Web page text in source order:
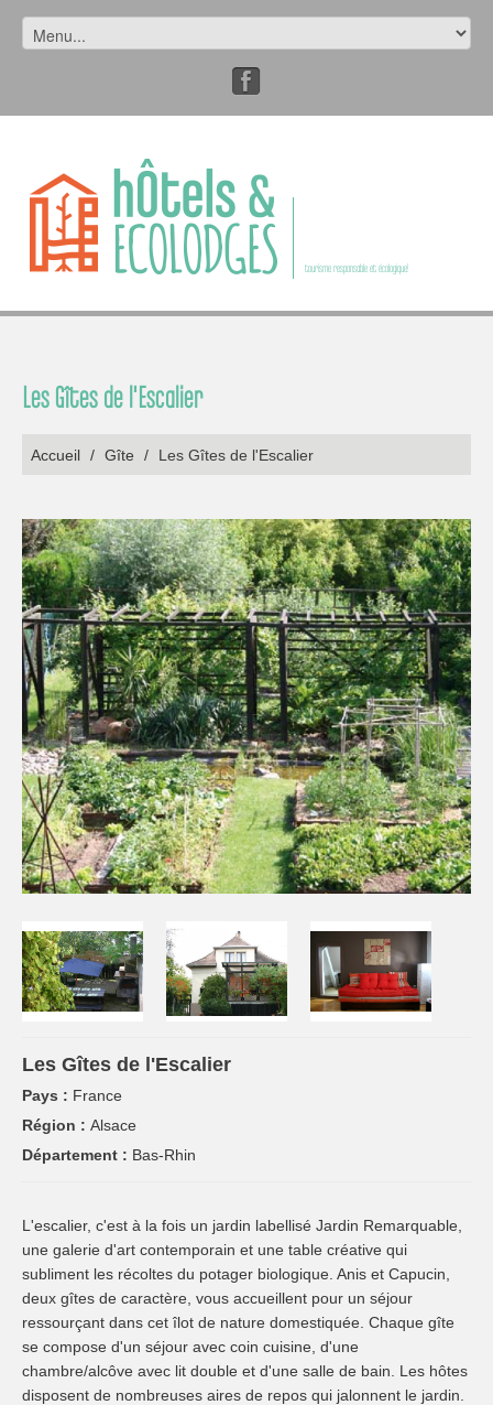
tourisme responsable et écologique!
Les Gîtes de l'Escalier
Accueil / Gîte / Les Gîtes de l'Escalier
Les Gîtes de l'Escalier
Pays : France
Région : Alsace
Département : Bas-Rhin
L'escalier, c'est à la fois un jardin labellisé Jardin Remarquable,
une galerie d'art contemporain et une table créative qui
subliment les récoltes du potager biologique. Anis et Capucin,
deux gîtes de caractère, vous accueillent pour un séjour
ressourçant dans cet îlot de nature domestiquée. Chaque gîte
se compose d'un séjour avec coin cuisine, d'une
chambre/alcôve avec lit double et d'une salle de bain. Les hôtes
disposent de nombreuses aires de repos qui jalonnent le jardin.